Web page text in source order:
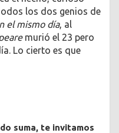
los dos genios de
el mismo día, al
murió el 23 pero
Lo cierto es que
suma, te invitamos